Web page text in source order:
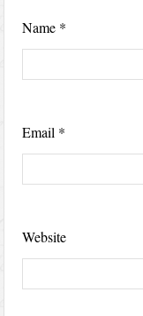
Name *
Email *
Website